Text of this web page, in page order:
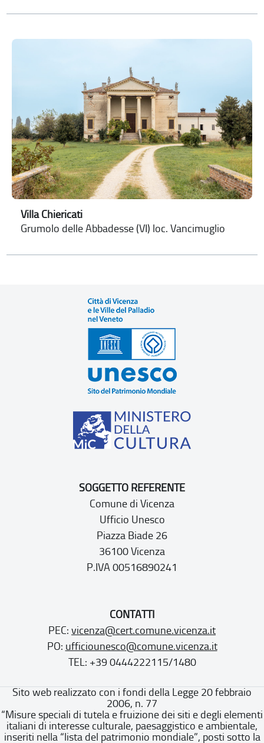
Villa Chiericati
Grumolo delle Abbadesse (VI) loc. Vancimuglio
SOGGETTO REFERENTE
Comune di Vicenza
Ufficio Unesco
Piazza Biade 26
36100 Vicenza
P.IVA 00516890241
CONTATTI
PEC: vicenza@cert.comune.vicenza.it
PO: ufficiounesco@comune.vicenza.it
TEL: +39 0444222115/1480
Sito web realizzato con i fondi della Legge 20 febbraio
2006, n. 77
“Misure speciali di tutela e fruizione dei siti e degli elementi
italiani di interesse culturale, paesaggistico e ambientale,
inseriti nella “lista del patrimonio mondiale”, posti sotto la